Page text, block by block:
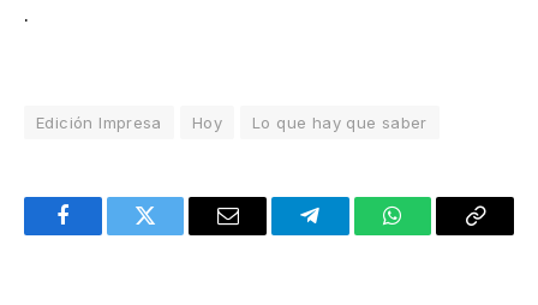
.
Edición Impresa Hoy Lo que hay que saber
FacebookTwitter Email TelegramWhatsAppCopy